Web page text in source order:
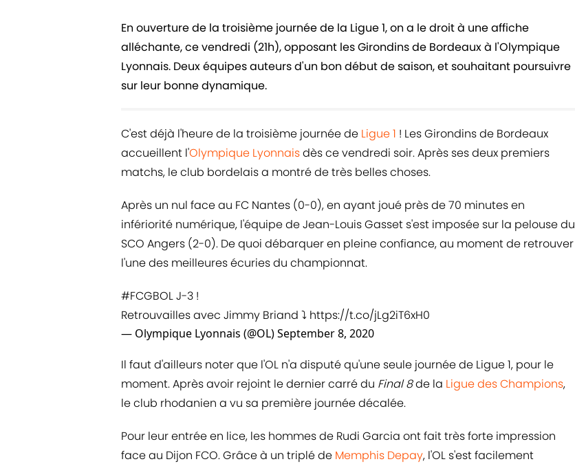
En ouverture de la troisième journée de la Ligue 1, on a le droit à une affiche
alléchante, ce vendredi (21h), opposant les Girondins de Bordeaux à l'Olympique
Lyonnais. Deux équipes auteurs d'un bon début de saison, et souhaitant poursuivre
sur leur bonne dynamique.
C'est déjà l'heure de la troisième journée de Ligue 1 ! Les Girondins de Bordeaux
accueillent l'Olympique Lyonnaisdès ce vendredi soir. Après ses deux premiers
matchs, le club bordelais a montré de très belles choses.
Après un nul face au FC Nantes (0-0), en ayant joué près de 70 minutes en
infériorité numérique, l'équipe de Jean-Louis Gasset s'est imposée sur la pelouse du
SCO Angers (2-0). De quoi débarquer en pleine confiance, au moment de retrouver
l'une des meilleures écuries du championnat.
#FCGBOLJ-3 !
Retrouvailles avec Jimmy Briand ⤵ https://t.co/jLg2iT6xH0
— Olympique Lyonnais (@OL)September 8, 2020
Il faut d'ailleurs noter que l'OL n'a disputé qu'une seule journée de Ligue 1, pour le
moment. Après avoir rejoint le dernier carré du Final 8de la Ligue des Champions,
le club rhodanien a vu sa première journée décalée.
Pour leur entrée en lice, les hommes de Rudi Garcia ont fait très forte impression
face au Dijon FCO. Grâce à un triplé de Memphis Depay, l'OL s'est facilement